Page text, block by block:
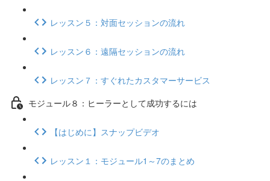
レッスン５：対面セッションの流れ
レッスン６：遠隔セッションの流れ
レッスン７：すぐれたカスタマーサービス
モジュール８：ヒーラーとして成功するには
【はじめに】スナップビデオ
レッスン１：モジュール1～7のまとめ